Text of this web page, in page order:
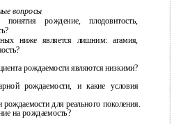
вопросы
рождение, плодовитость,
ниже является лишним: агамия,
рождаемости являются низкими?
рождаемости, и какие условия
для реального поколения.
на рождаемость?